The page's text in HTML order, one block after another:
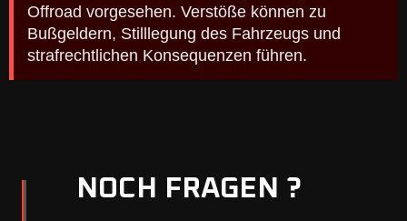
Offroad vorgesehen. Verstöße können zu
Bußgeldern, Stilllegung des Fahrzeugs und
strafrechtlichen Konsequenzen führen.
NOCH FRAGEN ?